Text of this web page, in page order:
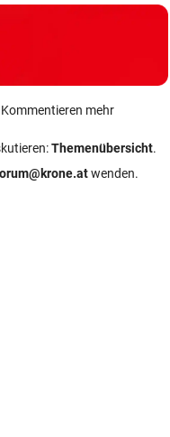
mehr
Themenübersicht.
wenden.